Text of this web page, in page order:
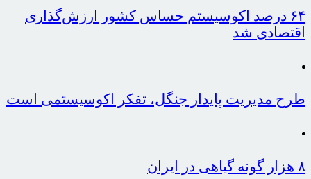
۶۴ درصد اکوسیستم حساس کشور ارزش‌گذاری
اقتصادی شد
طرح مدیریت پایدار جنگل، تفکر اکوسیستمی است
۸ هزار گونه گیاهی در ایران